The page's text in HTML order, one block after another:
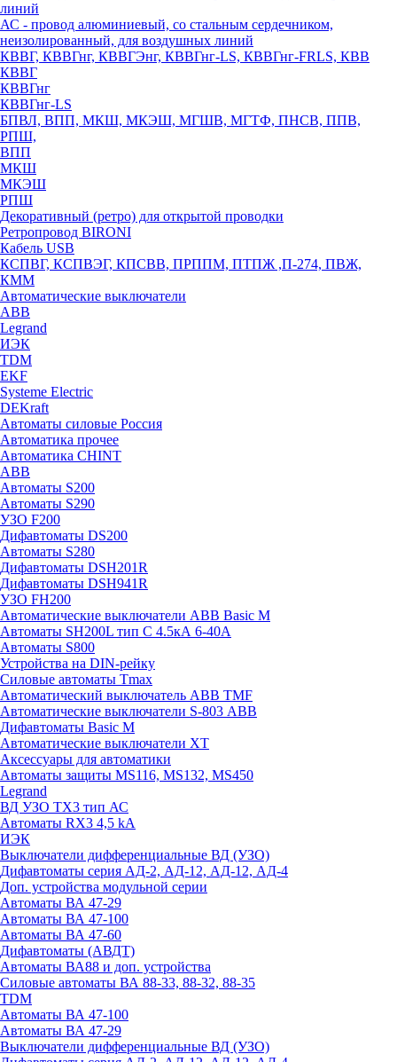
линий
АС - провод алюминиевый, со стальным сердечником,
неизолированный, для воздушных линий
КВВГ, КВВГнг, КВВГЭнг, КВВГнг-LS, КВВГнг-FRLS, КВВ
КВВГ
КВВГнг
КВВГнг-LS
БПВЛ, ВПП, МКШ, МКЭШ, МГШВ, МГТФ, ПНСВ, ППВ,
РПШ,
ВПП
МКШ
МКЭШ
РПШ
Декоративный (ретро) для открытой проводки
Ретропровод BIRONI
Кабель USB
КСПВГ, КСПВЭГ, КПСВВ, ПРППМ, ПТПЖ ,П-274, ПВЖ,
КММ
Автоматические выключатели
ABB
Legrand
ИЭК
TDM
EKF
Systeme Electric
DEKraft
Автоматы силовые Россия
Автоматика прочее
Автоматика CHINT
ABB
Автоматы S200
Автоматы S290
УЗО F200
Дифавтоматы DS200
Автоматы S280
Дифавтоматы DSH201R
Дифавтоматы DSH941R
УЗО FH200
Автоматические выключатели ABB Basic M
Автоматы SH200L тип С 4.5кА 6-40А
Автоматы S800
Устройства на DIN-рейку
Силовые автоматы Tmax
Автоматический выключатель ABB TMF
Автоматические выключатели S-803 АВВ
Дифавтоматы Basic M
Автоматические выключатели XT
Аксессуары для автоматики
Автоматы защиты MS116, MS132, MS450
Legrand
ВД УЗО TX3 тип АС
Автоматы RX3 4,5 kA
ИЭК
Выключатели дифференциальные ВД (УЗО)
Дифавтоматы серия АД-2, АД-12, АД-12, АД-4
Доп. устройства модульной серии
Автоматы ВА 47-29
Автоматы ВА 47-100
Автоматы ВА 47-60
Дифавтоматы (АВДТ)
Автоматы ВА88 и доп. устройства
Силовые автоматы ВА 88-33, 88-32, 88-35
TDM
Автоматы ВА 47-100
Автоматы ВА 47-29
Выключатели дифференциальные ВД (УЗО)